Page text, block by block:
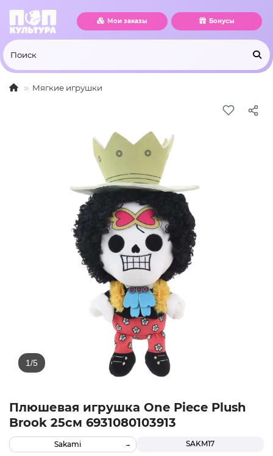
Мои заказы Бонусы
Мягкие игрушки
Плюшевая игрушка One Piece Plush
Brook 25см 6931080103913
SAKM17
Sakami